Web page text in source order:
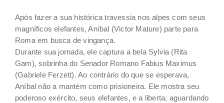
Após fazer a sua histórica travessia nos alpes com seus
magníficos elefantes, Aníbal (Victor Mature) parte para
Roma em busca de vingança.
Durante sua jornada, ele captura a bela Sylvia (Rita
Gam), sobrinha do Senador Romano Fabius Maximus
(Gabriele Ferzett). Ao contrário do que se esperava,
Aníbal não a mantém como prisioneira. Ele mostra seu
poderoso exército, seus elefantes, e a liberta; aguardando